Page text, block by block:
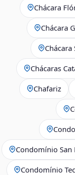
Chácara
Chácara
Chácara
Chácaras
Chafariz
Condomínio San
Condomínio